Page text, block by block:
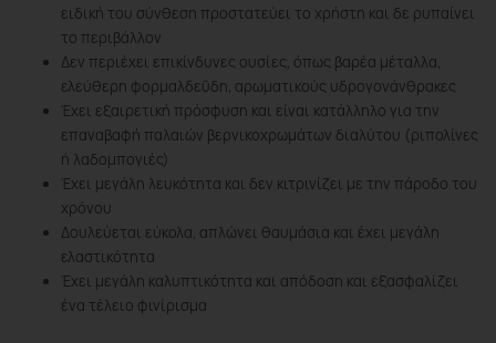
ειδική του σύνθεση προστατεύει το χρήστη και δε ρυπαίνει
το περιβάλλον
Δεν περιέχει επικίνδυνες ουσίες, όπως βαρέα μέταλλα,
ελεύθερη φορμαλδεΰδη, αρωματικούς υδρογονάνθρακες
Έχει εξαιρετική πρόσφυση και είναι κατάλληλο για την
επαναβαφή παλαιών βερνικοχρωμάτων διαλύτου (ριπολίνες
ή λαδομπογιές)
Έχει μεγάλη λευκότητα και δεν κιτρινίζει με την πάροδο του
χρόνου
Δουλεύεται εύκολα, απλώνει θαυμάσια και έχει μεγάλη
ελαστικότητα
Έχει μεγάλη καλυπτικότητα και απόδοση και εξασφαλίζει
ένα τέλειο φινίρισμα